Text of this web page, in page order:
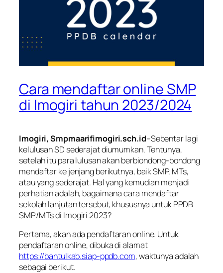
Cara mendaftar online SMP
di Imogiri tahun 2023/2024
Imogiri, Smpmaarifimogiri.sch.id–Sebentar lagi
kelulusan SD sederajat diumumkan. Tentunya,
setelah itu para lulusan akan berbiondong-bondong
mendaftar ke jenjang berikutnya, baik SMP, MTs,
atau yang sederajat. Hal yang kemudian menjadi
perhatian adalah, bagaimana cara mendaftar
sekolah lanjutan tersebut, khususnya untuk PPDB
SMP/MTs di Imogiri 2023?
Pertama, akan ada pendaftaranonline. Untuk
pendaftaranonline, dibuka di alamat
https://bantulkab.siap-ppdb.com, waktunya adalah
sebagai berikut.